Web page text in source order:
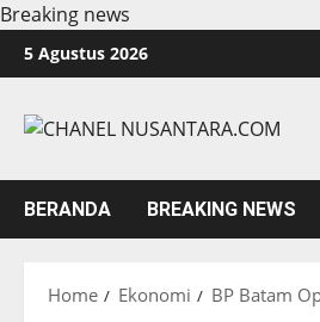
Breaking news
Skip
to
5 Agustus 2026
BERANDA BREAKING NEWS
Home Ekonomi BP Batam